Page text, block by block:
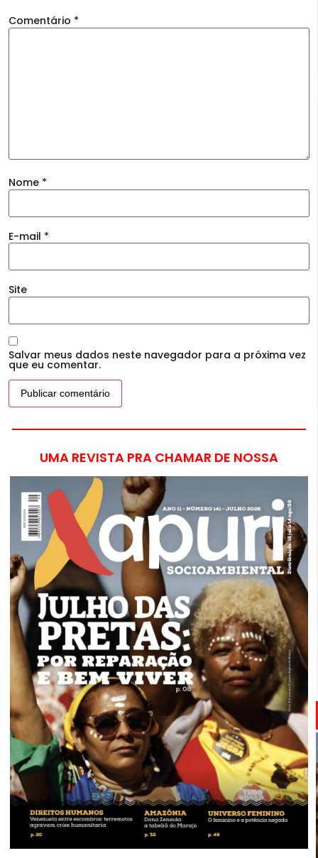
Comentário *
Nome *
E-mail *
Site
Salvar meus dados neste navegador para a próxima vez
que eu comentar.
UMA REVISTA PRA CHAMAR DE NOSSA